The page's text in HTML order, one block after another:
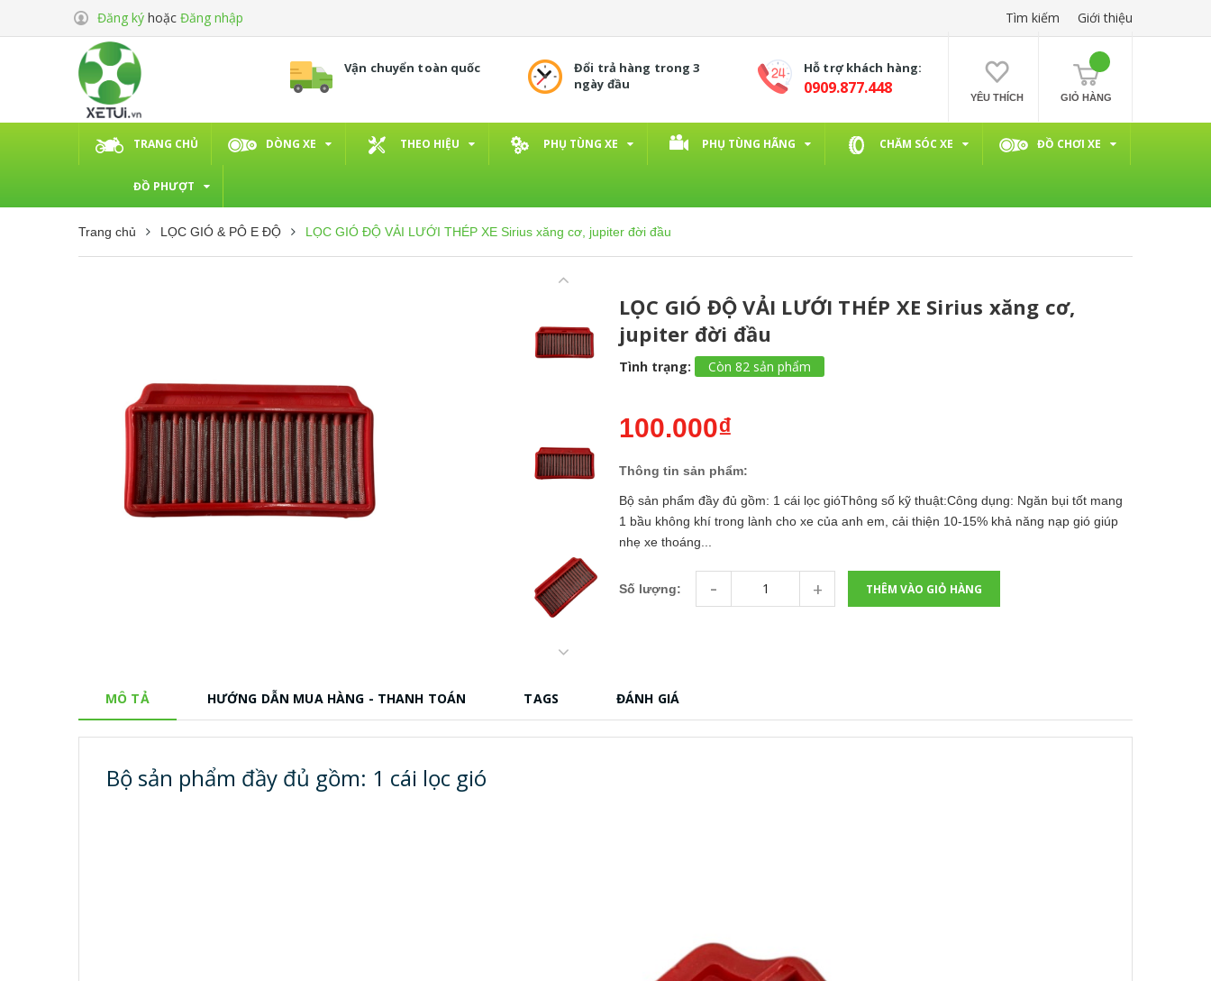
Đăng ký hoặc Đăng nhập Tìm kiếm Giới thiệu
Vận chuyển toàn quốc
Đổi trả hàng trong 3
ngày đầu
Hỗ trợ khách hàng:
0909.877.448 YÊU THÍCH GIỎ HÀNG
TRANG CHỦ DÒNG XE THEO HIỆU PHỤ TÙNG XE PHỤ TÙNG HÃNG CHĂM SÓC XE ĐỒ CHƠI XE
ĐỒ PHƯỢT
Trang chủ LỌC GIÓ & PÔ E ĐỘ LỌC GIÓ ĐỘ VẢI LƯỚI THÉP XE Sirius xăng cơ, jupiter đời đầu
LỌC GIÓ ĐỘ VẢI LƯỚI THÉP XE Sirius xăng cơ,
jupiter đời đầu
Tình trạng: Còn 82 sản phẩm
100.000₫
Thông tin sản phẩm:
Bộ sản phẩm đầy đủ gồm: 1 cái lọc gióThông số kỹ thuật:Công dụng: Ngăn bụi tốt mang
1 bầu không khí trong lành cho xe của anh em, cải thiện 10-15% khả năng nạp gió giúp
nhẹ xe thoáng...
Số lượng: - + THÊM VÀO GIỎ HÀNG
MÔ TẢ HƯỚNG DẪN MUA HÀNG - THANH TOÁN TAGS ĐÁNH GIÁ
Bộ sản phẩm đầy đủ gồm: 1 cái lọc gió